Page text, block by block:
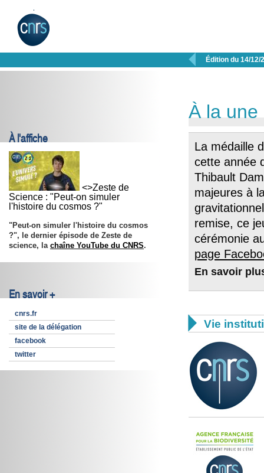
 Édition du 14/12/
À l'affiche
<>Zeste de
Science : "Peut-on simuler
l'histoire du cosmos ?"
"Peut-on simuler l'histoire du cosmos
?", le dernier épisode de Zeste de
science, la chaîne YouTube du CNRS.
En savoir +
cnrs.fr
site de la délégation
facebook
twitter
À la une
La médaille
cette année
Thibault
majeures à
remise, ce
cérémonie
page
En savoir
 Vie